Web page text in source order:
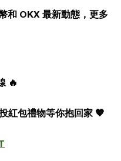
和 OKX 最新動態，更多
🔥
紅包禮物等你抱回家 🧡